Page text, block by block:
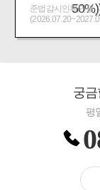
준법감시인확인필
궁
평